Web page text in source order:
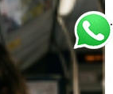
.